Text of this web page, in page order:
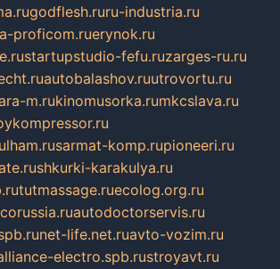
godflesh.ruru-industria.ru
proficom.ruerynok.ru
startupstudio-fefu.ruzarges-ru.ru
autobalashov.ruutrovortu.ru
m.rukinomusorka.rumkcslava.ru
sarmat-komp.rupioneeri.ru
shkurki-karakulya.ru
tutmassage.ruecolog.org.ru
autodoctorservis.ru
net-life.net.ruavto-vozim.ru
electro.spb.rustroyavt.ru